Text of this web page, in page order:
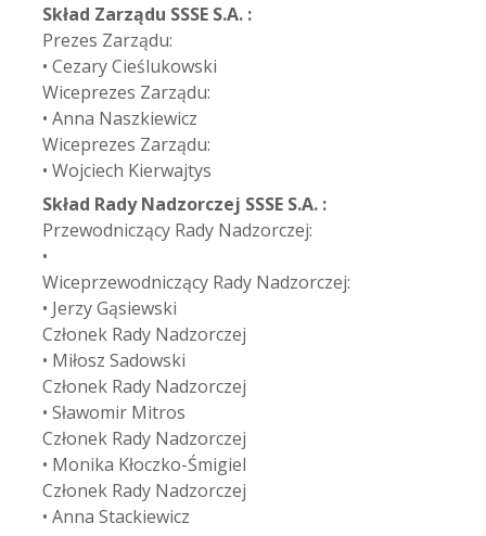
Skład Zarządu SSSE S.A. :
Prezes Zarządu:
• Cezary Cieślukowski
Wiceprezes Zarządu:
• Anna Naszkiewicz
Wiceprezes Zarządu:
• Wojciech Kierwajtys
Skład Rady Nadzorczej SSSE S.A. :
Przewodniczący Rady Nadzorczej:
•
Wiceprzewodniczący Rady Nadzorczej:
• Jerzy Gąsiewski
Członek Rady Nadzorczej
• Miłosz Sadowski
Członek Rady Nadzorczej
• Sławomir Mitros
Członek Rady Nadzorczej
• Monika Kłoczko-Śmigiel
Członek Rady Nadzorczej
• Anna Stackiewicz